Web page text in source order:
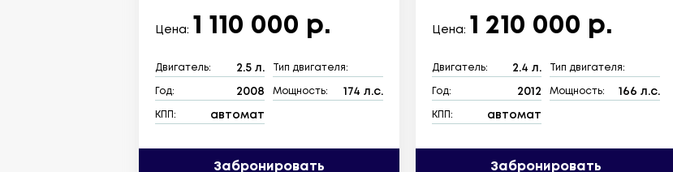
Цена: 1 110 000 р.
Двигатель: 2.5 л. Тип двигателя:
Год: 2008 Мощность: 174 л.с.
КПП: автомат
Забронировать
Цена: 1 210 000 р.
Двигатель: 2.4 л. Тип двигателя:
Год: 2012 Мощность: 166 л.с.
КПП: автомат
Забронировать